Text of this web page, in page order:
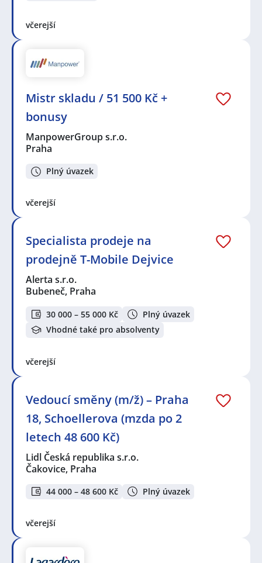
včerejší
Mistr skladu / 51 500 Kč +
bonusy
ManpowerGroup s.r.o.
Praha
Plný úvazek
včerejší
Specialista prodeje na
prodejně T-Mobile Dejvice
Alerta s.r.o.
Bubeneč, Praha
30 000 – 55 000 Kč
Plný úvazek
Vhodné také pro absolventy
včerejší
Vedoucí směny (m/ž) – Praha
18, Schoellerova (mzda po 2
letech 48 600 Kč)
Lidl Česká republika s.r.o.
Čakovice, Praha
44 000 – 48 600 Kč Plný úvazek
včerejší